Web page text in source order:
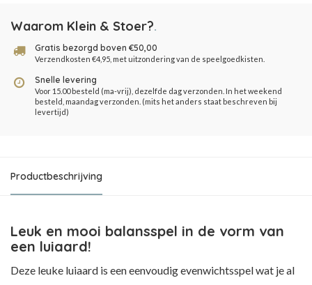
Waarom Klein & Stoer?.
Gratis bezorgd boven €50,00
Verzendkosten €4,95, met uitzondering van de speelgoedkisten.
Snelle levering
Voor 15.00 besteld (ma-vrij), dezelfde dag verzonden. In het weekend
besteld, maandag verzonden. (mits het anders staat beschreven bij
levertijd)
Productbeschrijving
Leuk en mooi balansspel in de vorm van
een luiaard!
Deze leuke luiaard is een eenvoudig evenwichtsspel wat je al